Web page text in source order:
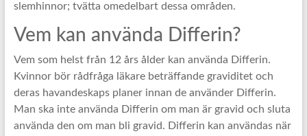
slemhinnor; tvätta omedelbart dessa områden.
Vem kan använda Differin?
Vem som helst från 12 års ålder kan använda Differin.
Kvinnor bör rådfråga läkare beträffande graviditet och
deras havandeskaps planer innan de använder Differin.
Man ska inte använda Differin om man är gravid och sluta
använda den om man bli gravid. Differin kan användas när